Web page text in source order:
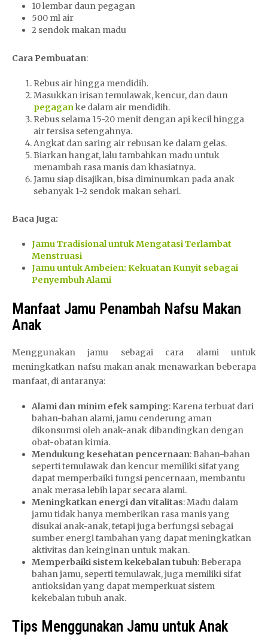
10 lembar daun pegagan
500 ml air
2 sendok makan madu
Cara Pembuatan:
Rebus air hingga mendidih.
Masukkan irisan temulawak, kencur, dan daun
pegagan ke dalam air mendidih.
Rebus selama 15-20 menit dengan api kecil hingga
air tersisa setengahnya.
Angkat dan saring air rebusan ke dalam gelas.
Biarkan hangat, lalu tambahkan madu untuk
menambah rasa manis dan khasiatnya.
Jamu siap disajikan, bisa diminumkan pada anak
sebanyak 1-2 sendok makan sehari.
Baca Juga:
Jamu Tradisional untuk Mengatasi Terlambat
Menstruasi
Jamu untuk Ambeien: Kekuatan Kunyit sebagai
Penyembuh Alami
Manfaat Jamu Penambah Nafsu Makan
Anak
Menggunakan jamu sebagai cara alami untuk
meningkatkan nafsu makan anak menawarkan beberapa
manfaat, di antaranya:
Alami dan minim efek samping: Karena terbuat dari
bahan-bahan alami, jamu cenderung aman
dikonsumsi oleh anak-anak dibandingkan dengan
obat-obatan kimia.
Mendukung kesehatan pencernaan: Bahan-bahan
seperti temulawak dan kencur memiliki sifat yang
dapat memperbaiki fungsi pencernaan, membantu
anak merasa lebih lapar secara alami.
Meningkatkan energi dan vitalitas: Madu dalam
jamu tidak hanya memberikan rasa manis yang
disukai anak-anak, tetapi juga berfungsi sebagai
sumber energi tambahan yang dapat meningkatkan
aktivitas dan keinginan untuk makan.
Memperbaiki sistem kekebalan tubuh: Beberapa
bahan jamu, seperti temulawak, juga memiliki sifat
antioksidan yang dapat memperkuat sistem
kekebalan tubuh anak.
Tips Menggunakan Jamu untuk Anak